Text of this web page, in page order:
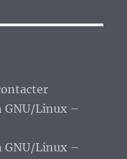
GNU/Linux –
GNU/Linux –